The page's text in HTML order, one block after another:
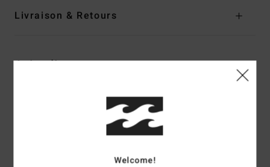
Livraison & Retours
Avis clients
Note moyenne
5.0
Welcome!